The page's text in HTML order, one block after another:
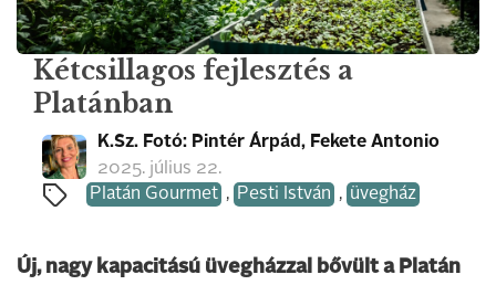
Kétcsillagos fejlesztés a
Platánban
K.Sz. Fotó: Pintér Árpád, Fekete Antonio
2025. július 22.
Platán Gourmet , Pesti István , üvegház
Új, nagy kapacitású üvegházzal bővült a Platán